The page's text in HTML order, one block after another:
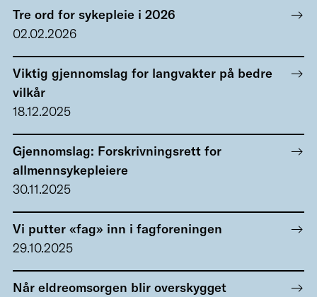
Tre ord for sykepleie i 2026
02.02.2026
Viktig gjennomslag for langvakter på bedre
vilkår
18.12.2025
Gjennomslag: Forskrivningsrett for
allmennsykepleiere
30.11.2025
Vi putter «fag» inn i fagforeningen
29.10.2025
Når eldreomsorgen blir overskygget